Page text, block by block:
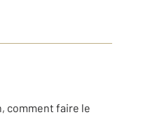
comment faire le